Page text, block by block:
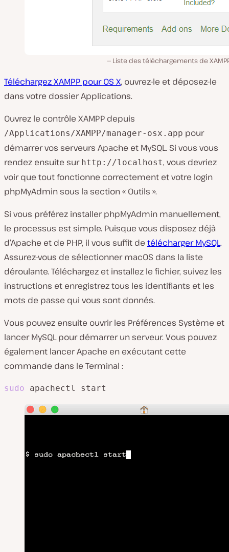
Liste des téléchargements de
Téléchargez XAMPP pour OS X, ouvrez-le et déposez-le
dans votre dossier Applications.
Ouvrez le contrôle XAMPP depuis
/Applications/XAMPP/manager-osx.app pour
démarrer vos serveurs Apache et MySQL. Si vous vous
rendez ensuite sur http://localhost, vous devriez
voir que tout fonctionne correctement et votre login
phpMyAdmin sous la section « Outils ».
Si vous préférez installer phpMyAdmin manuellement,
le processus est simple. Puisque vous disposez déjà
d’Apache et de PHP, il vous suffit de télécharger MySQL.
Assurez-vous de sélectionner macOS dans la liste
déroulante. Téléchargez et installez le fichier, suivez les
instructions et enregistrez tous les identifiants et les
mots de passe qui vous sont donnés.
Vous pouvez ensuite ouvrir les Préférences Système et
lancer MySQL pour démarrer un serveur. Vous pouvez
également lancer Apache en exécutant cette
commande dans le Terminal :
sudo apachectl start